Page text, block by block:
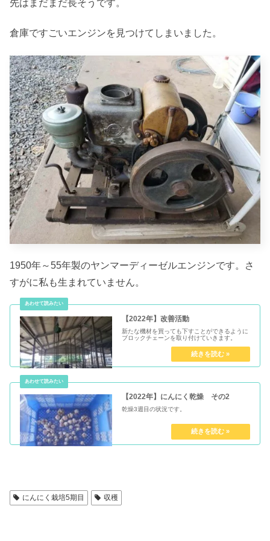
先はまだまだ長そうです。
倉庫ですごいエンジンを見つけてしまいました。
1950年～55年製のヤンマーディーゼルエンジンです。さ
すがに私も生まれていません。
【2022年】改善活動
新たな機材を買っても下すことができるように
ブロックチェーンを取り付けていきます。
【2022年】にんにく乾燥 その2
乾燥3週目の状況です。
にんにく栽培5期目 収穫